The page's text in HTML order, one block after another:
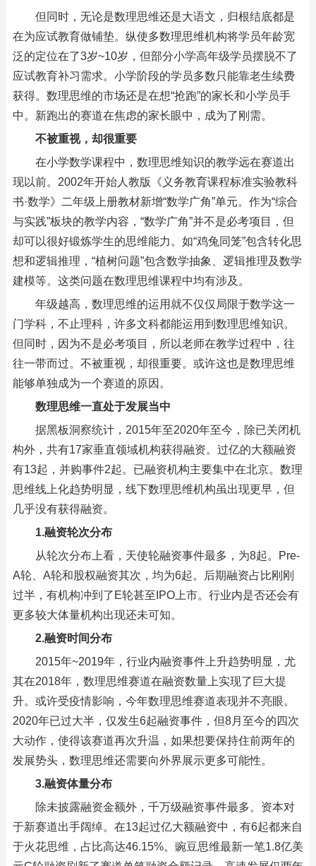
但同时，无论是数理思维还是大语文，归根结底都是
在为应试教育做铺垫。纵使多数理思维机构将学员年龄宽
泛的定位在了3岁~10岁，但部分小学高年级学员摆脱不了
应试教育补习需求。小学阶段的学员多数只能靠老生续费
获得。数理思维的市场还是在想“抢跑”的家长和小学员手
中。新跑出的赛道在焦虑的家长眼中，成为了刚需。
不被重视，却很重要
在小学数学课程中，数理思维知识的教学远在赛道出
现以前。2002年开始人教版《义务教育课程标准实验教科
书·数学》二年级上册教材新增“数学广角”单元。作为“综合
与实践”板块的教学内容，“数学广角”并不是必考项目，但
却可以很好锻炼学生的思维能力。如“鸡兔同笼”包含转化思
想和逻辑推理，“植树问题”包含数学抽象、逻辑推理及数学
建模等。这类问题在数理思维课程中均有涉及。
年级越高，数理思维的运用就不仅仅局限于数学这一
门学科，不止理科，许多文科都能运用到数理思维知识。
但同时，因为不是必考项目，所以老师在教学过程中，往
往一带而过。不被重视，却很重要。或许这也是数理思维
能够单独成为一个赛道的原因。
数理思维一直处于发展当中
据黑板洞察统计，2015年至2020年至今，除已关闭机
构外，共有17家垂直领域机构获得融资。过亿的大额融资
有13起，并购事件2起。已融资机构主要集中在北京。数理
思维线上化趋势明显，线下数理思维机构虽出现更早，但
几乎没有获得融资。
1.融资轮次分布
从轮次分布上看，天使轮融资事件最多，为8起。Pre-
A轮、A轮和股权融资其次，均为6起。后期融资占比刚刚
过半，有机构冲到了E轮甚至IPO上市。行业内是否还会有
更多较大体量机构出现还未可知。
2.融资时间分布
2015年~2019年，行业内融资事件上升趋势明显，尤
其在2018年，数理思维赛道在融资数量上实现了巨大提
升。或许受疫情影响，今年数理思维赛道表现并不亮眼。
2020年已过大半，仅发生6起融资事件，但8月至今的四次
大动作，使得该赛道再次升温，如果想要保持住前两年的
发展势头，数理思维还需要向外界展示更多可能性。
3.融资体量分布
除未披露融资金额外，千万级融资事件最多。资本对
于新赛道出手阔绰。在13起过亿大额融资中，有6起都来自
于火花思维，占比高达46.15%。豌豆思维最新一笔1.8亿美